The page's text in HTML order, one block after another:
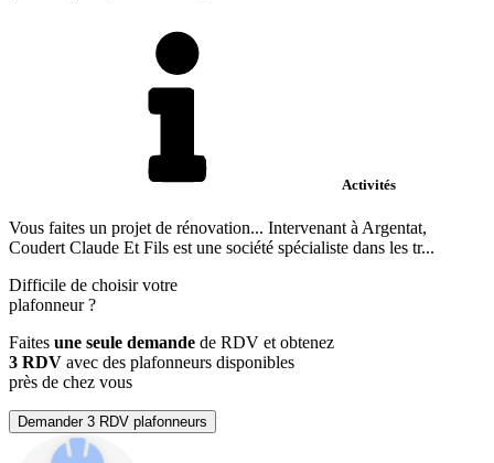
Activités
Vous faites un projet de rénovation... Intervenant à Argentat,
Coudert Claude Et Fils est une société spécialiste dans les tr...
Difficile de choisir votre
plafonneur?
Faites une seule demande de RDV et obtenez
3 RDV avec des plafonneurs disponibles
près de chez vous
Demander 3 RDV plafonneurs